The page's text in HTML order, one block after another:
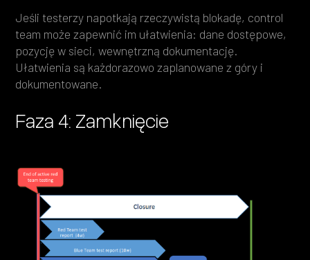
Jeśli testerzy napotkają rzeczywistą blokadę, control
team może zapewnić im ułatwienia: dane dostępowe,
pozycję w sieci, wewnętrzną dokumentację.
Ułatwienia są każdorazowo zaplanowane z góry i
dokumentowane.
Faza 4: Zamknięcie